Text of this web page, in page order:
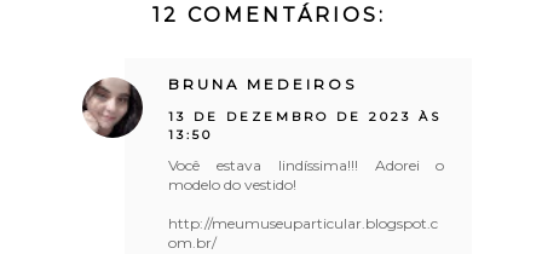
12 COMENTÁRIOS:
BRUNA MEDEIROS
13 DE DEZEMBRO DE 2023 ÀS
13:50
Você estava lindíssima!!! Adorei o
modelo do vestido!
http://meumuseuparticular.blogspot.c
om.br/